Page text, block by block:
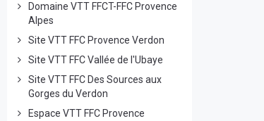
Domaine VTT FFCT-FFC Provence
Alpes
Site VTT FFC Provence Verdon
Site VTT FFC Vallée de l'Ubaye
Site VTT FFC Des Sources aux
Gorges du Verdon
Espace VTT FFC Provence